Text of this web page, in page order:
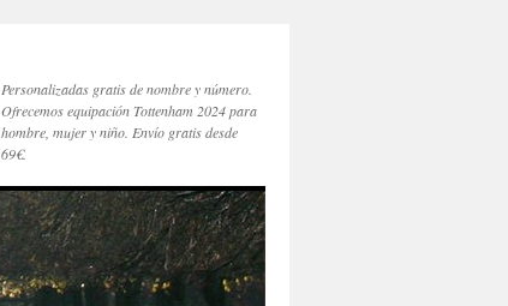
Personalizadas gratis de nombre y número.
Ofrecemos equipación Tottenham 2024 para
hombre, mujer y niño. Envío gratis desde
69€.